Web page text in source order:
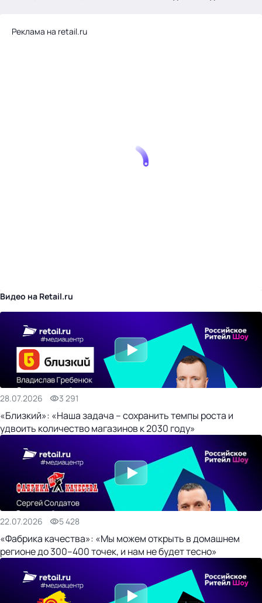
Реклама на retail.ru
Видео на Retail.ru
28.07.2026 3 291
«Близкий»: «Наша задача – сохранить темпы роста и
удвоить количество магазинов к 2030 году»
22.07.2026 5 428
«Фабрика качества»: «Мы можем открыть в домашнем
регионе до 300–400 точек, и нам не будет тесно»